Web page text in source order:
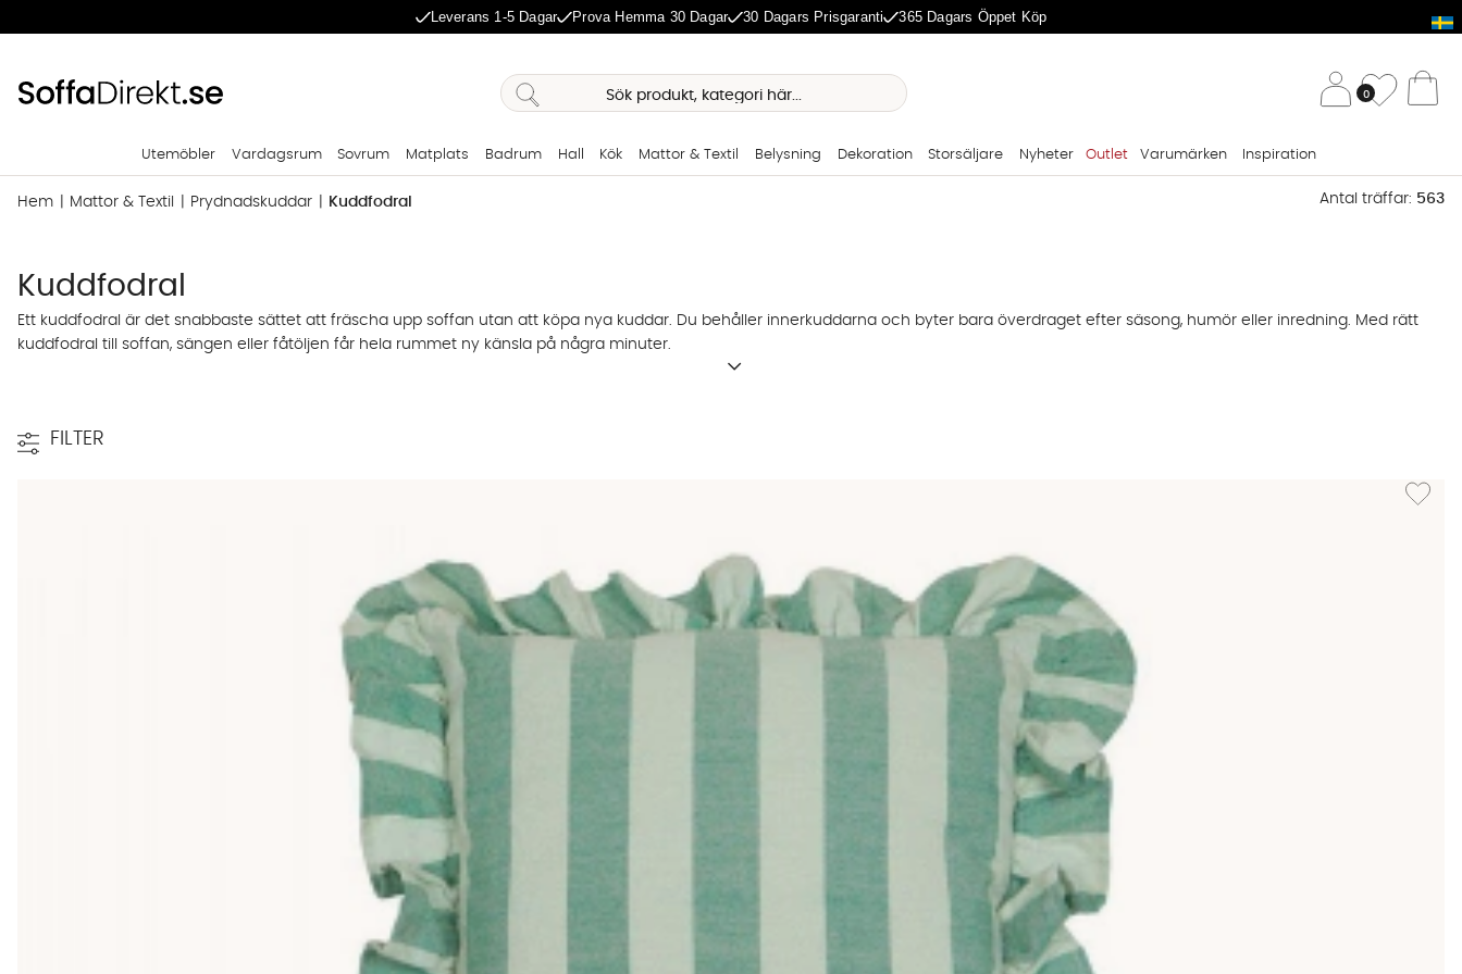
Leverans 1-5 Dagar Prova Hemma 30 Dagar 30 Dagars Prisgaranti 365 Dagars Öppet Köp
0
Utemöbler Vardagsrum Sovrum Matplats Badrum Hall Kök Mattor & Textil Belysning Dekoration Storsäljare Nyheter Outlet Varumärken Inspiration
Hem Mattor & Textil Prydnadskuddar Kuddfodral Antal träffar: 563
Kuddfodral
Ett kuddfodral är det snabbaste sättet att fräscha upp soffan utan att köpa nya kuddar. Du behåller innerkuddarna och byter bara överdraget efter säsong, humör eller inredning. Med rätt
kuddfodral till soffan, sängen eller fåtöljen får hela rummet ny känsla på några minuter.
innerkudde innan du väljer. Ett fodral som sitter åt ger en fylligare och snyggare kudde. Blanda gärna olika storlekar i soffan för ett mer levande uttryck. Större fodral längst bak och mindre
medan ett par färgstarka fodral lyfter en mer neutral inredning. Mönstrade kuddfodral fungerar fint som accent när resten av soffan är hållen i en färg. Kombinera ett mönstrat fodral med
ett par enfärgade för att hålla ihop helheten, på samma sätt som med dina övriga prydnadskuddar.
Att byta överdrag istället för att köpa nya kuddar är både ekonomiskt och mer miljövänligt. -du förnyar prydnadskuddarna med ett enkelt grepp. Du kan också variera dina kuddfodral efter
säsong: ljusare och färgglada fodral på våren, lugnare toner när det blir mörkare ute. Saknar du
hittar du dem hos oss också. Handla tryggt med snabb leverans och öppet köp
FILTER
Lägg till